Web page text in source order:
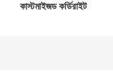
কাস্টমাইজড কর্ডিরাইট